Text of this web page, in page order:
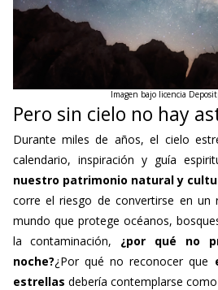
Imagen bajo licencia
Pero sin cielo no hay
Durante miles de años, el cielo
calendario, inspiración y guía
nuestro patrimonio natural y
corre el riesgo de convertirse en un
mundo que protege océanos,
la contaminación, ¿por qué no
noche?¿Por qué no reconocer que
estrellas debería contemplarse